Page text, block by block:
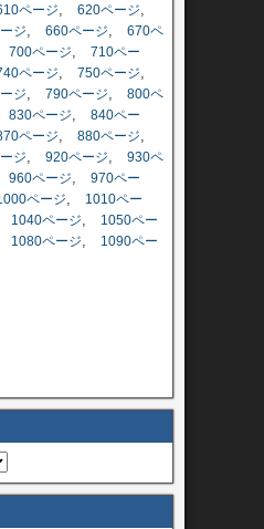
ページ, 620ページ,
ジ, 660ページ, 670ペ
700ページ, 710ペー
ページ, 750ページ,
ジ, 790ページ, 800ペ
830ページ, 840ペー
ページ, 880ページ,
ジ, 920ページ, 930ペ
960ページ, 970ペー
ページ,
1010ペー
1040ページ,
1050ペー
1080ページ,
1090ペー